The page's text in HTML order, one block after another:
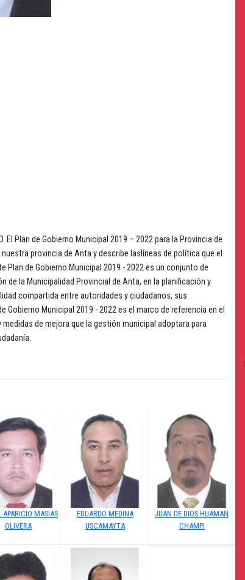
El Plan de Gobierno Municipal 2019 – 2022 para la Provincia de
provincia de Anta y describe laslíneas de política que el
de Gobierno Municipal 2019 - 2022 es un conjunto de
la Municipalidad Provincial de Anta, en la planificación y
compartida entre autoridades y ciudadanos, sus
Municipal 2019 - 2022 es el marco de referencia en el
de mejora que la gestión municipal adoptara para
APARICIO MASIAS
OLIVERA
EDUARDO MEDINA
USCAMAYTA
JUAN DE DIOS HUAMAN
CHAMPI